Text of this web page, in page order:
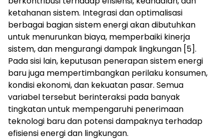
ketahanan sistem. Integrasi dan optimalisasi
berbagai bagian sistem energi akan dibutuhkan
untuk menurunkan biaya, memperbaiki kinerja
sistem, dan mengurangi dampak lingkungan [5].
Pada sisi lain, keputusan penerapan sistem energi
baru juga mempertimbangkan perilaku konsumen,
kondisi ekonomi, dan kekuatan pasar. Semua
variabel tersebut berinteraksi pada banyak
tingkatan untuk mempengaruhi penerimaan
teknologi baru dan potensi dampaknya terhadap
efisiensi energi dan lingkungan.